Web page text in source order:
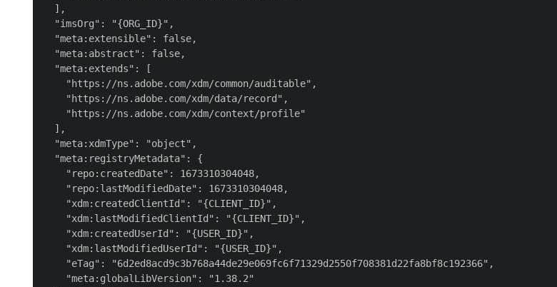
  ],
  "imsOrg": "{ORG_ID}",
  "meta:extensible": false,
  "meta:abstract": false,
  "meta:extends": [
    "https://ns.adobe.com/xdm/common/auditable",
    "https://ns.adobe.com/xdm/data/record",
    "https://ns.adobe.com/xdm/context/profile"
  ],
  "meta:xdmType": "object",
  "meta:registryMetadata": {
    "repo:createdDate": 1673310304048,
    "repo:lastModifiedDate": 1673310304048,
    "xdm:createdClientId": "{CLIENT_ID}",
    "xdm:lastModifiedClientId": "{CLIENT_ID}",
    "xdm:createdUserId": "{USER_ID}",
    "xdm:lastModifiedUserId": "{USER_ID}",
    "eTag": "6d2ed8acd9c3b768a44de29e069fc6f71329d2550f708381d22fa8bf8c192366",
    "meta:globalLibVersion": "1.38.2"